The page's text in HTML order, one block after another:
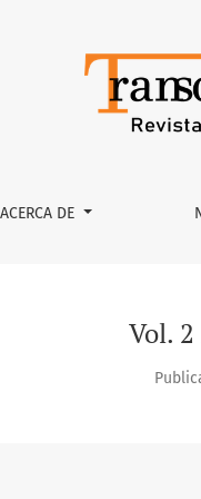
2022
ACERCA DE
Vol.